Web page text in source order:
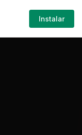
Iniciar
SesiónInstalar